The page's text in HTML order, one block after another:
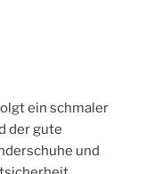
ein schmaler
der gute
und